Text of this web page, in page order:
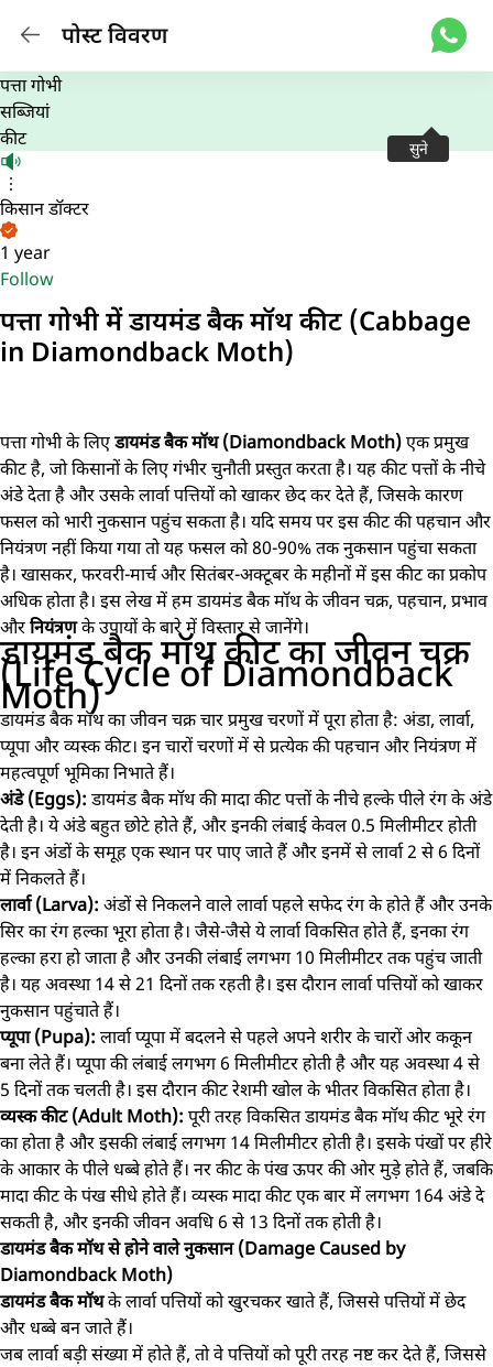
पोस्ट विवरण
सुने
पत्ता गोभी
सब्जियां
कीट
किसान डॉक्टर
1 year
Follow
पत्ता गोभी में डायमंड बैक मॉथ कीट (Cabbage
in Diamondback Moth)
पत्ता गोभी के लिएडायमंड बैक मॉथ (Diamondback Moth)एक प्रमुख
कीट है, जो किसानों के लिए गंभीर चुनौती प्रस्तुत करता है। यह कीट पत्तों के नीचे
अंडे देता है और उसके लार्वा पत्तियों को खाकर छेद कर देते हैं, जिसके कारण
फसल को भारी नुकसान पहुंच सकता है। यदि समय पर इस कीट की पहचान और
नियंत्रण नहीं किया गया तो यह फसल को 80-90% तक नुकसान पहुंचा सकता
है। खासकर, फरवरी-मार्च और सितंबर-अक्टूबर के महीनों में इस कीट का प्रकोप
अधिक होता है। इस लेख में हम डायमंड बैक मॉथ के जीवन चक्र, पहचान, प्रभाव
औरनियंत्रणके उपायों के बारे में विस्तार से जानेंगे।
डायमंड बैक मॉथ कीट का जीवन चक्र
(Life Cycle of Diamondback
Moth)
डायमंड बैक मॉथ का जीवन चक्र चार प्रमुख चरणों में पूरा होता है: अंडा, लार्वा,
प्यूपा और व्यस्क कीट। इन चारों चरणों में से प्रत्येक की पहचान और नियंत्रण में
महत्वपूर्ण भूमिका निभाते हैं।
अंडे (Eggs): डायमंड बैक मॉथ की मादा कीट पत्तों के नीचे हल्के पीले रंग के अंडे
देती है। ये अंडे बहुत छोटे होते हैं, और इनकी लंबाई केवल 0.5 मिलीमीटर होती
है। इन अंडों के समूह एक स्थान पर पाए जाते हैं और इनमें से लार्वा 2 से 6 दिनों
में निकलते हैं।
लार्वा (Larva): अंडों से निकलने वाले लार्वा पहले सफेद रंग के होते हैं और उनके
सिर का रंग हल्का भूरा होता है। जैसे-जैसे ये लार्वा विकसित होते हैं, इनका रंग
हल्का हरा हो जाता है और उनकी लंबाई लगभग 10 मिलीमीटर तक पहुंच जाती
है। यह अवस्था 14 से 21 दिनों तक रहती है। इस दौरान लार्वा पत्तियों को खाकर
नुकसान पहुंचाते हैं।
प्यूपा (Pupa): लार्वा प्यूपा में बदलने से पहले अपने शरीर के चारों ओर ककून
बना लेते हैं। प्यूपा की लंबाई लगभग 6 मिलीमीटर होती है और यह अवस्था 4 से
5 दिनों तक चलती है। इस दौरान कीट रेशमी खोल के भीतर विकसित होता है।
व्यस्क कीट (Adult Moth): पूरी तरह विकसित डायमंड बैक मॉथ कीट भूरे रंग
का होता है और इसकी लंबाई लगभग 14 मिलीमीटर होती है। इसके पंखों पर हीरे
के आकार के पीले धब्बे होते हैं। नर कीट के पंख ऊपर की ओर मुड़े होते हैं, जबकि
मादा कीट के पंख सीधे होते हैं। व्यस्क मादा कीट एक बार में लगभग 164 अंडे दे
सकती है, और इनकी जीवन अवधि 6 से 13 दिनों तक होती है।
डायमंड बैक मॉथ से होने वाले नुकसान (Damage Caused by
Diamondback Moth)
डायमंड बैक मॉथके लार्वा पत्तियों को खुरचकर खाते हैं, जिससे पत्तियों में छेद
और धब्बे बन जाते हैं।
जब लार्वा बड़ी संख्या में होते हैं, तो वे पत्तियों को पूरी तरह नष्ट कर देते हैं, जिससे